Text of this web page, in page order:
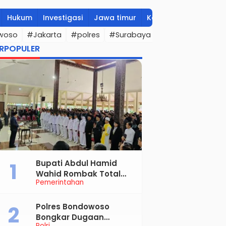
Hukum Investigasi Jawa timur Kesehatan
#Jakarta #polres #Surabaya
Pemerintahan
Bupati Abdul Hamid
Wahid Rombak Total
Birokrasi Bondowoso, Ini
Resmi Dilantik
Polres Bondowoso
Bongkar Dugaan